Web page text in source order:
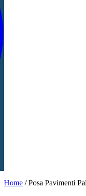
Home / Posa Pavimenti